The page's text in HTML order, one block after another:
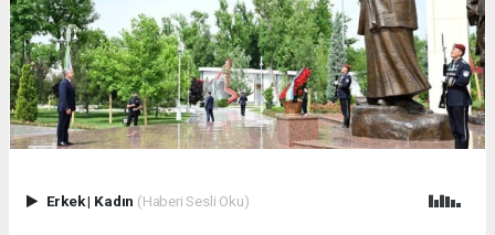
Erkek| Kadın (Haberi Sesli Oku)